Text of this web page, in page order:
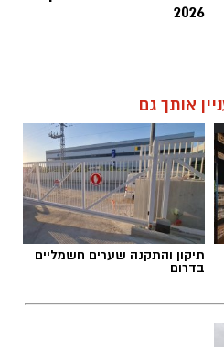
2026
אותך גם
תיקון והתקנה שערים חשמליים
בדרום